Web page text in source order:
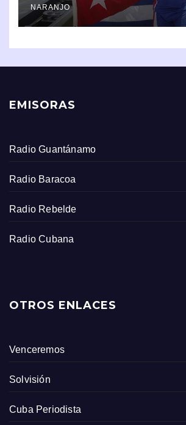
NARANJO
EMISORAS
Radio Guantánamo
Radio Baracoa
Radio Rebelde
Radio Cubana
OTROS ENLACES
Venceremos
Solvisión
Cuba Periodista